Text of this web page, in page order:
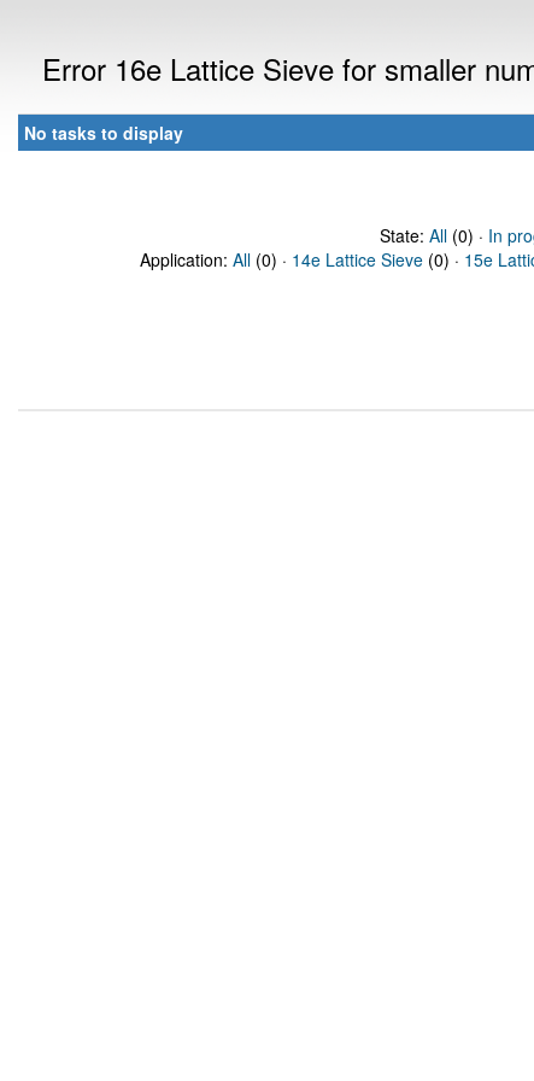
Error 16e Lattice Sieve for smaller
No tasks to display
State: All(0) · In
Application: All (0) · 14e Lattice Sieve (0) · 15e